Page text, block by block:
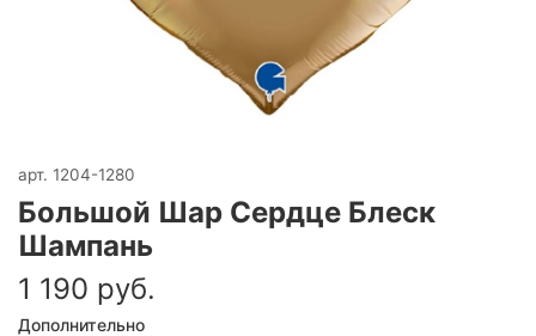
арт. 1204-1280
Большой Шар Сердце Блеск
Шампань
1 190 руб.
Дополнительно